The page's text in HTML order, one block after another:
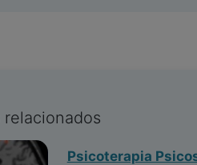
Psicoterapia